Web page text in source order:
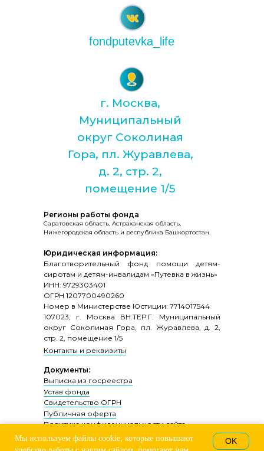
Политика конфиденциальности сайта
Публичная оферта
Свидетельство ОГРН
Устав фонда
Выписка из госреестра
Документы:
Отчеты
Юридическая информация:
Благотворительный фонд помощи детям-
сиротам и детям-инвалидам «Путевка в жизнь»
ИНН: 9729303401
ОГРН 1207700490260
Номер в Министерстве Юстиции: 7714017544
107023, г. Москва ВН.ТЕР.Г. Муниципальный
округ Соколиная Гора, пл. Журавлева, д. 2,
стр. 2, помещение 1/5
Контакты и реквизиты
г. Москва,
Муниципальный
округ Соколиная
Гора, пл. Журавлева,
д. 2, стр. 2,
помещение 1/5
Регионы работы фонда
Саратовская область, Астраханская область,
Нижегородская область и республика Башкортостан.
fondputevka_life
Мы используем файлы cookie, которые повышают
OK